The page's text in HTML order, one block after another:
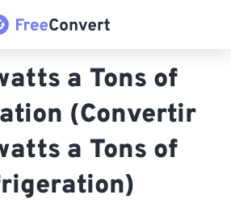
a Tons of
(Convertir
a Tons of